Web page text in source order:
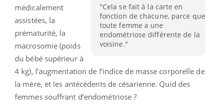
"Cela se fait à la carte en
fonction de chacune, parce que
toute femme a une
endométriose différente de la
voisine."
médicalement
assistées, la
prématurité, la
macrosomie (poids
du bébé supérieur à
4 kg), l’augmentation de l’indice de masse corporelle de
la mère, et les antécédents de césarienne. Quid des
femmes souffrant d’endométriose ?